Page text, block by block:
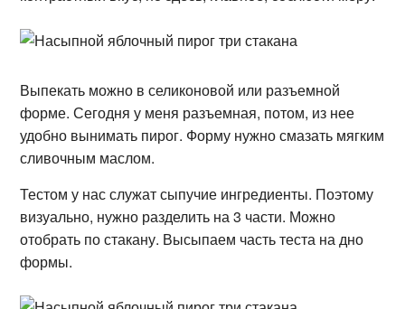
Выпекать можно в селиконовой или разъемной
форме. Сегодня у меня разъемная, потом, из нее
удобно вынимать пирог. Форму нужно смазать мягким
сливочным маслом.
Тестом у нас служат сыпучие ингредиенты. Поэтому
визуально, нужно разделить на 3 части. Можно
отобрать по стакану. Высыпаем часть теста на дно
формы.